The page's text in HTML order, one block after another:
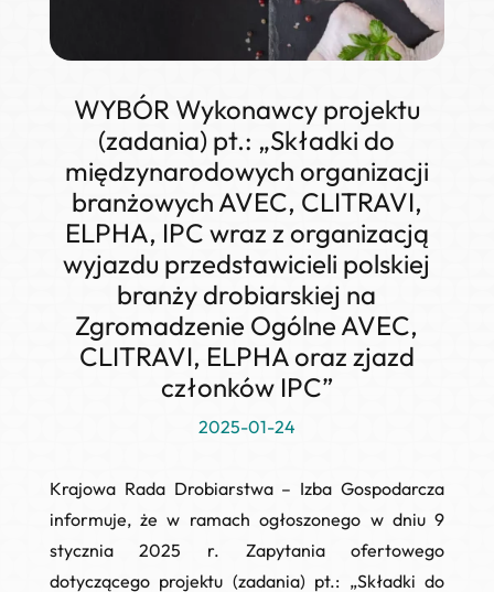
WYBÓR Wykonawcy projektu
(zadania) pt.: „Składki do
międzynarodowych organizacji
branżowych AVEC, CLITRAVI,
ELPHA, IPC wraz z organizacją
wyjazdu przedstawicieli polskiej
branży drobiarskiej na
Zgromadzenie Ogólne AVEC,
CLITRAVI, ELPHA oraz zjazd
członków IPC”
2025-01-24
Krajowa Rada Drobiarstwa – Izba Gospodarcza
informuje, że w ramach ogłoszonego w dniu 9
stycznia 2025 r. Zapytania ofertowego
dotyczącego projektu (zadania) pt.: „Składki do